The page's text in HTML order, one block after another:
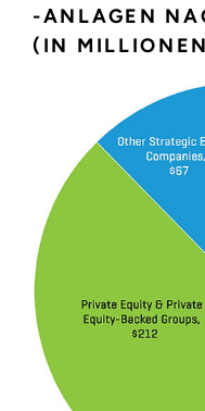
-ANLAGEN
(IN